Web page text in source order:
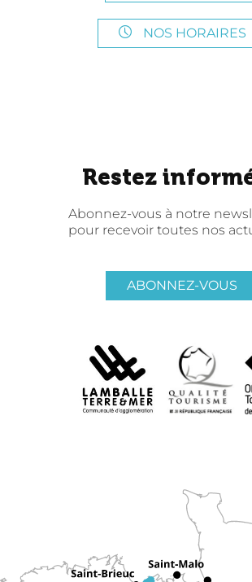
NOS HORAIRES
Restez
Abonnez-vous à notre
pour recevoir toutes nos
ABONNEZ-VOUS